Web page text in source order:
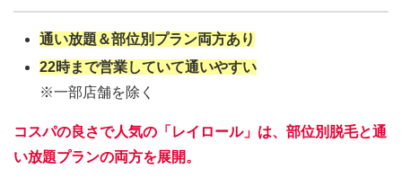
通い放題＆部位別プラン両方あり
22時まで営業していて通いやすい
※一部店舗を除く
コスパの良さで人気の「 レイロール」は、部位別脱毛と通
い放題プランの両方を展開。